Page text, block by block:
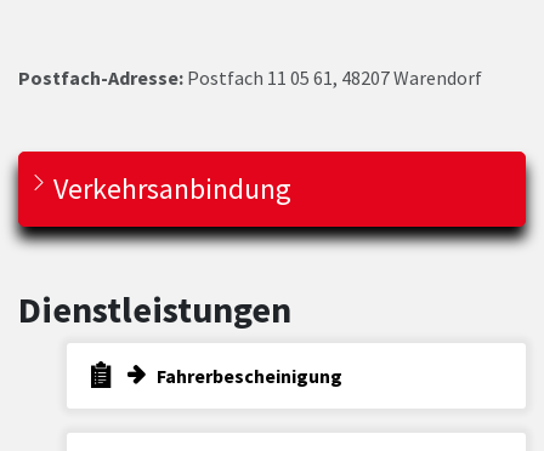
Postfach-Adresse: Postfach 11 05 61, 48207 Warendorf
Verkehrsanbindung
Dienstleistungen
Fahrerbescheinigung